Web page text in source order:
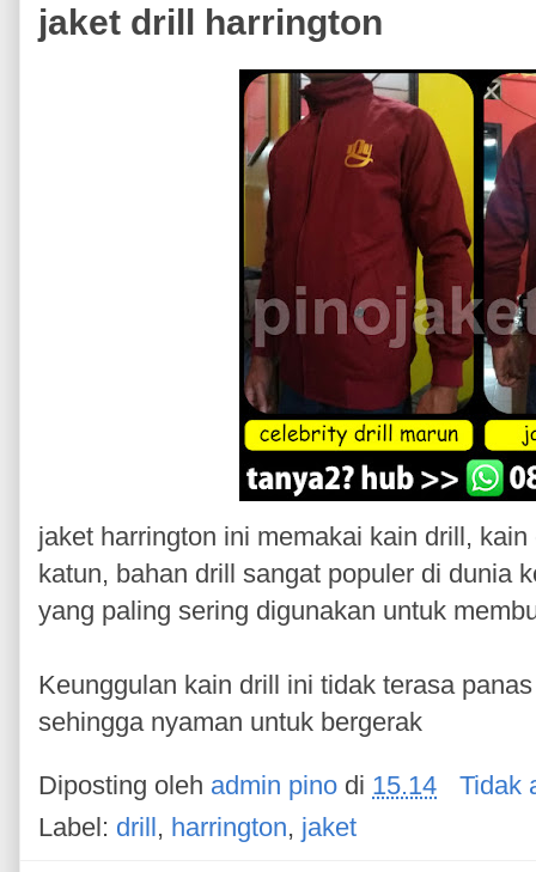
jaket drill harrington
jaket harrington ini memakai kain drill,
katun, bahan drill sangat populer di dunia
yang paling sering digunakan untuk
Keunggulan kain drill ini tidak terasa
sehingga nyaman untuk bergerak
Diposting oleh admin pino di 15.14
Tidak
Label: drill, harrington, jaket